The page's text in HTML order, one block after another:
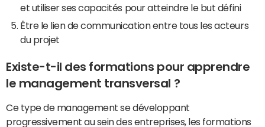
et utiliser ses capacités pour atteindre le but défini
Être le lien de communication entre tous les acteurs
du projet
Existe-t-il des formations pour apprendre
le management transversal ?
Ce type de management se développant
progressivement au sein des entreprises, les formations